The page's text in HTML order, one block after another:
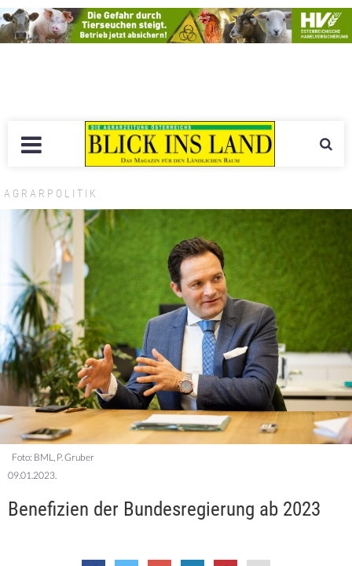
AGRARPOLITIK
Foto: BML, P. Gruber
09.01.2023.
Benefizien der Bundesregierung ab 2023